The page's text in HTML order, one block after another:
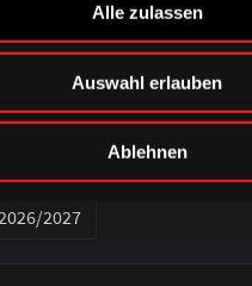
Alle zulassen
Auswahl erlauben
Ablehnen
06. AUGUST 2026
zum öffentlichen
am
2027